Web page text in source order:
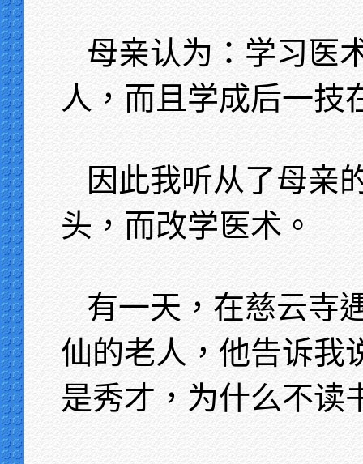
母亲认为：学习医
人，而且学成后一技
因此我听从了母亲
头，而改学医术。
有一天，在慈云寺
仙的老人，他告诉我
是秀才，为什么不读